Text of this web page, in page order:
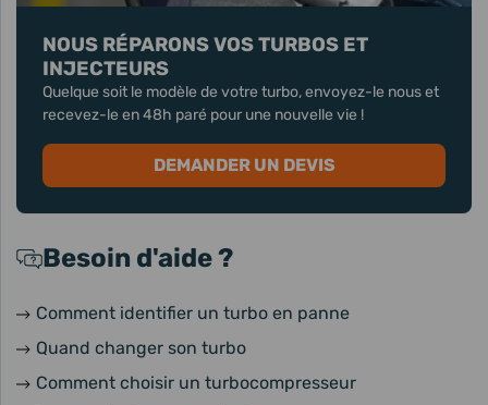
NOUS RÉPARONS VOS TURBOS ET
INJECTEURS
Quelque soit le modèle de votre turbo, envoyez-le nous et
recevez-le en 48h paré pour une nouvelle vie !
DEMANDER UN DEVIS
Besoin d'aide ?
Comment identifier un turbo en panne
Quand changer son turbo
Comment choisir un turbocompresseur